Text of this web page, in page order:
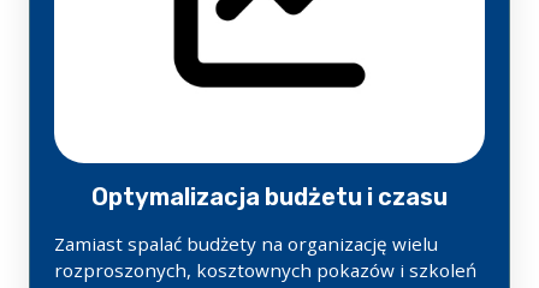
Optymalizacja budżetu i czasu
Zamiast spalać budżety na organizację wielu
rozproszonych, kosztownych pokazów i szkoleń